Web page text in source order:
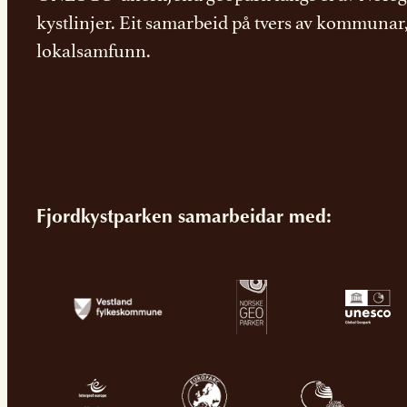
kystlinjer. Eit samarbeid på tvers av
lokalsamfunn.
Fjordkystparken samarbeidar med: